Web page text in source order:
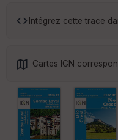
Intégrez cette trace
Cartes IGN